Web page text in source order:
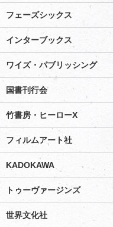
フェーズシックス
インターブックス
ワイズ・パブリッシング
国書刊行会
竹書房・ヒーローX
フィルムアート社
KADOKAWA
トゥーヴァージンズ
世界文化社